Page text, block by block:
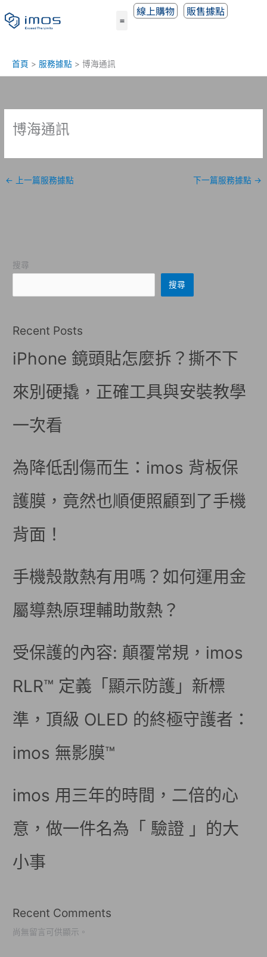
至
線上購物 販售據點
首頁 服務據點 博海通訊
博海通訊
← 上一篇服務據點 下一篇服務據點 →
搜尋
搜尋
Recent Posts
iPhone 鏡頭貼怎麼拆？撕不下
來別硬撬，正確工具與安裝教學
一次看
為降低刮傷而生：imos 背板保
護膜，竟然也順便照顧到了手機
背面！
手機殼散熱有用嗎？如何運用金
屬導熱原理輔助散熱？
受保護的內容: 顛覆常規，imos
RLR™ 定義「顯示防護」新標
準，頂級 OLED 的終極守護者：
imos 無影膜™
imos 用三年的時間，二倍的心
意，做一件名為「 驗證 」的大
小事
Recent Comments
尚無留言可供顯示。